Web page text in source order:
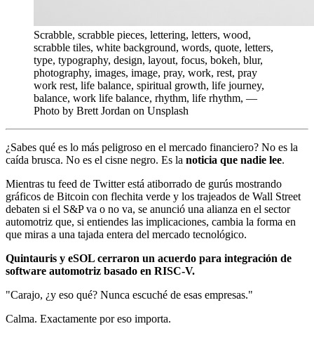
Scrabble, scrabble pieces, lettering, letters, wood,
scrabble tiles, white background, words, quote, letters,
type, typography, design, layout, focus, bokeh, blur,
photography, images, image, pray, work, rest, pray
work rest, life balance, spiritual growth, life journey,
balance, work life balance, rhythm, life rhythm, —
Photo by Brett Jordan on Unsplash
¿Sabes qué es lo más peligroso en el mercado financiero? No es la
caída brusca. No es el cisne negro. Es la noticia que nadie lee.
Mientras tu feed de Twitter está atiborrado de gurús mostrando
gráficos de Bitcoin con flechita verde y los trajeados de Wall Street
debaten si el S&P va o no va, se anunció una alianza en el sector
automotriz que, si entiendes las implicaciones, cambia la forma en
que miras a una tajada entera del mercado tecnológico.
Quintauris y eSOL cerraron un acuerdo para integración de
software automotriz basado en RISC-V.
"Carajo, ¿y eso qué? Nunca escuché de esas empresas."
Calma. Exactamente por eso importa.